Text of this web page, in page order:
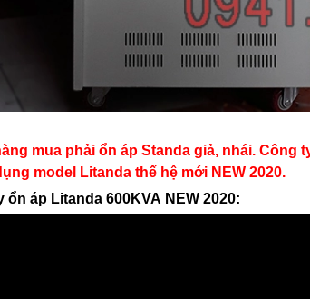
mua phải ổn áp Standa giả, nhái. Công
model Litanda thế hệ mới NEW 2020.
ổn áp Litanda 600KVA NEW 2020: